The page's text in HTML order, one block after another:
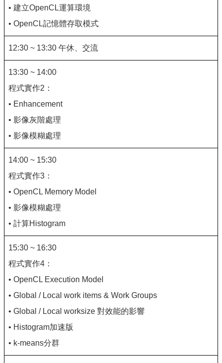
• 建立OpenCL運算環境
• OpenCL記憶體存取模式
12:30 ~ 13:30 午休、交流
13:30 ~ 14:00
程式實作2：
• Enhancement
• 影像灰階處理
• 影像模糊處理
14:00 ~ 15:30
程式實作3：
• OpenCL Memory Model
• 影像模糊處理
• 計算Histogram
15:30 ~ 16:30
程式實作4：
• OpenCL Execution Model
• Global / Local work items & Work Groups
• Global / Local worksize 對效能的影響
• Histogram加速版
• k-means分群